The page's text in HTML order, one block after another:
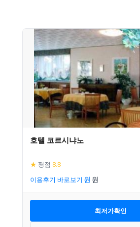
호텔 코르시냐노
★ 평점 8.8
이용후기 바로보기
최저가확인